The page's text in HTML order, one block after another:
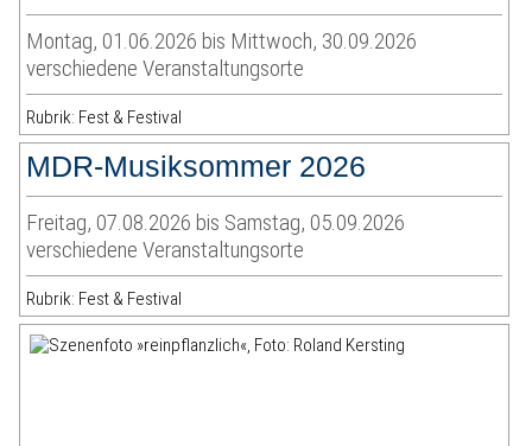
Montag, 01.06.2026 bis Mittwoch, 30.09.2026
verschiedene Veranstaltungsorte
Rubrik: Fest & Festival
MDR-Musiksommer 2026
Freitag, 07.08.2026 bis Samstag, 05.09.2026
verschiedene Veranstaltungsorte
Rubrik: Fest & Festival